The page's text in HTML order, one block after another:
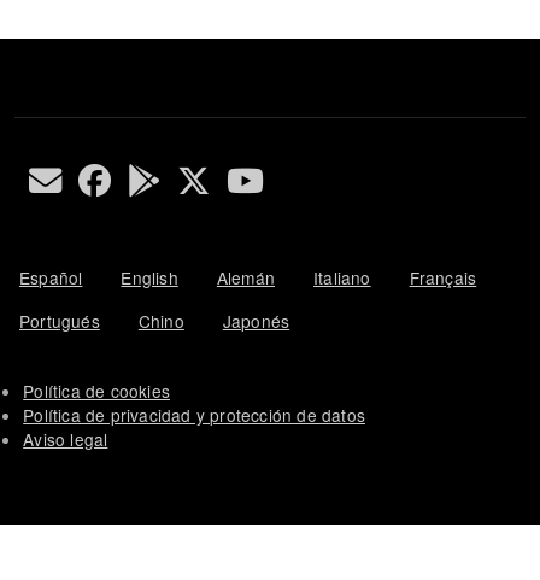
Español English Alemán Italiano
Français
Portugués
Chino Japonés
Política de cookies
Política de privacidad y protección de datos
Aviso legal